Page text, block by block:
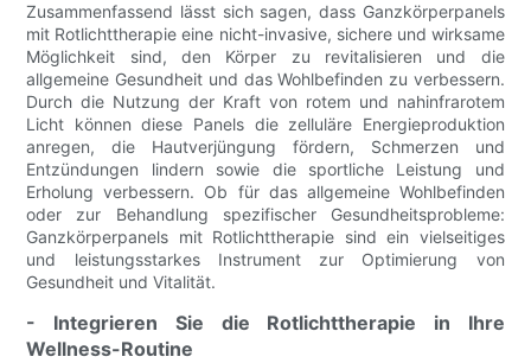
Zusammenfassend lässt sich sagen, dass Ganzkörperpanels
mit Rotlichttherapie eine nicht-invasive, sichere und wirksame
Möglichkeit sind, den Körper zu revitalisieren und die
allgemeine Gesundheit und das Wohlbefinden zu verbessern.
Durch die Nutzung der Kraft von rotem und nahinfrarotem
Licht können diese Panels die zelluläre Energieproduktion
anregen, die Hautverjüngung fördern, Schmerzen und
Entzündungen lindern sowie die sportliche Leistung und
Erholung verbessern. Ob für das allgemeine Wohlbefinden
oder zur Behandlung spezifischer Gesundheitsprobleme:
Ganzkörperpanels mit Rotlichttherapie sind ein vielseitiges
und leistungsstarkes Instrument zur Optimierung von
Gesundheit und Vitalität.
- Integrieren Sie die Rotlichttherapie in Ihre
Wellness-Routine